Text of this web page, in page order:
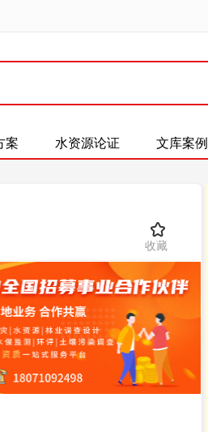
案 水资源论证 文库案例
收藏